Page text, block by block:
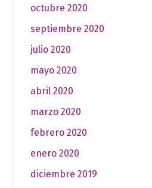
octubre 2020
septiembre 2020
julio 2020
mayo 2020
abril 2020
marzo 2020
febrero 2020
enero 2020
diciembre 2019